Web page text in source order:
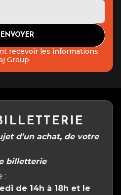
recevoir les informations
Group
d’un achat, de votre
billetterie
:
de 14h à 18h et le